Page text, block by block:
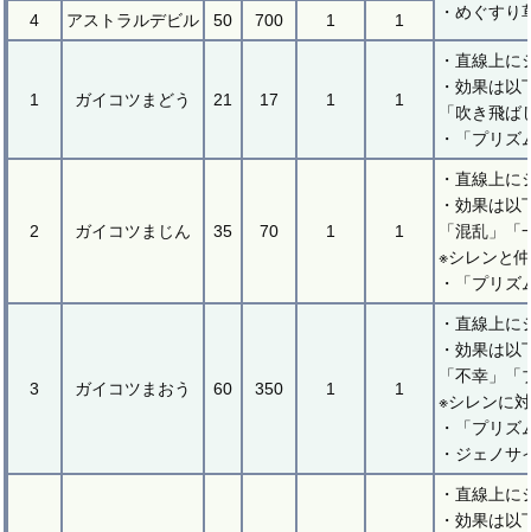
・めぐす
4 アストラルデビル 50 700 1 1
1 ガイコツまどう 21 17 1 1
・直線上
・効果は
「吹き飛
・「プリ
2 ガイコツまじん 35 70 1 1
・直線上
・効果は
「混乱」
※シレンと
・「プリ
3 ガイコツまおう 60 350 1 1
・直線上
・効果は
「不幸」
※シレンに
・「プリ
・ジェノサ
・直線上
・効果は